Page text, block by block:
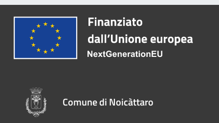
Comune di Noicàttaro